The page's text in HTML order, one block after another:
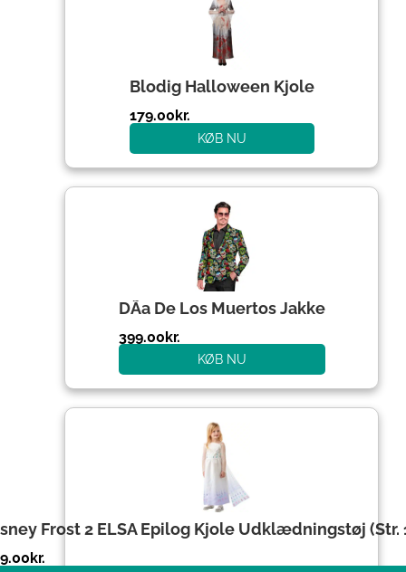
Blodig Halloween Kjole
179.00kr.
KØB NU
DÃ­a De Los Muertos Jakke
399.00kr.
KØB NU
Frost 2 ELSA Epilog Kjole Udklædningstøj (Str.
kr.